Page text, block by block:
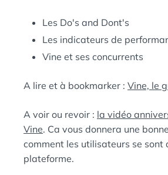
Les Do's and Dont's
Les indicateurs de
Vine et ses concurrents
A lire et à bookmarker : Vine, le
A voir ou revoir : la vidéo
Vine. Ca vous donnera une
comment les utilisateurs se sont
plateforme.